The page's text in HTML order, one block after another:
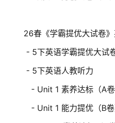
26春《学霸提优大试卷
- 5下英语学霸提优大试
- 5下英语人教听力
- Unit 1 素养达标（A
- Unit 1 能力提优（B